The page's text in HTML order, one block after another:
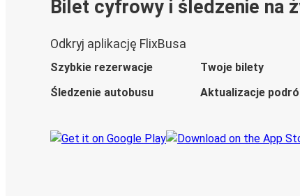
Bilet cyfrowy i śledzenie na
Odkryj aplikację FlixBusa
Szybkie rezerwacje
Twoje bilety
Śledzenie autobusu
Aktualizacje